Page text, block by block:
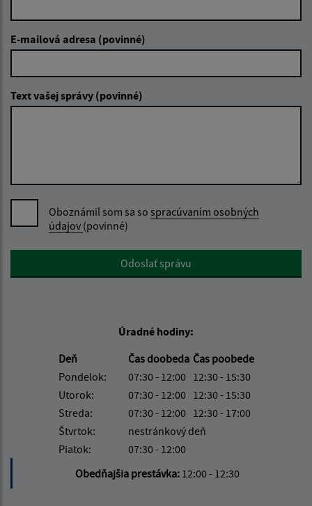
E-mailová adresa (povinné)
Text vašej správy (povinné)
Oboznámil som sa so spracúvaním osobných
údajov (povinné)
Google reCaptcha ResponseOdoslať správu
Úradné hodiny:
Deň
Čas doobeda Čas poobede
Pondelok:
07:30 - 12:00 12:30 - 15:30
Utorok:
07:30 - 12:00 12:30 - 15:30
Streda:
07:30 - 12:00 12:30 - 17:00
Štvrtok:
nestránkový deň
Piatok:
07:30 - 12:00
Obedňajšia prestávka: 12:00 - 12:30